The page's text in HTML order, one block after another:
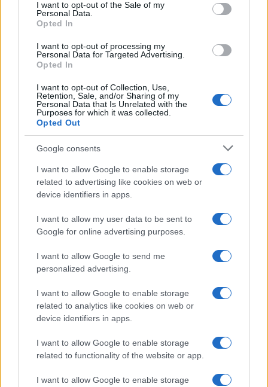
I want to opt-out of the Sale of my
Personal Data.
Opted In
I want to opt-out of processing my
Personal Data for Targeted Advertising.
Opted In
I want to opt-out of Collection, Use,
Retention, Sale, and/or Sharing of my
Personal Data that Is Unrelated with the
Purposes for which it was collected.
Opted Out
Google consents
I want to allow Google to enable storage
related to advertising like cookies on web or
device identifiers in apps.
I want to allow my user data to be sent to
Google for online advertising purposes.
I want to allow Google to send me
personalized advertising.
I want to allow Google to enable storage
related to analytics like cookies on web or
device identifiers in apps.
I want to allow Google to enable storage
related to functionality of the website or app.
I want to allow Google to enable storage
Valóban, ez a pályám, az életem legsűrűbb időszaka. A
színészi indulásom után egyáltalán nem volt lehetőségem
forgatni, negyvenöt évesen szerepeltem először filmen. Ez
tölt el, hogy mostanában számos izgalmas feladat talál meg.
Hogy számítanak rám − egy ilyen kiváló csapatban, mint a
miskolci társulat − talán azt jelzi, jó úton járok.
Korábban is úgy érezte, hogy későn érő típus?
Intellektuálisan, érzelmileg, technikailag sokat fejlődtem, de
hazudnék, ha azt mondanám, ez jelentős részben nem
szerencse kérdése. Miskolcon éppen különleges csillagzat
alatt dolgozunk, ebből adódik ez a gazdag időszak.
ösztönösen, hogy jó-e amit csinál?
előrevisz.